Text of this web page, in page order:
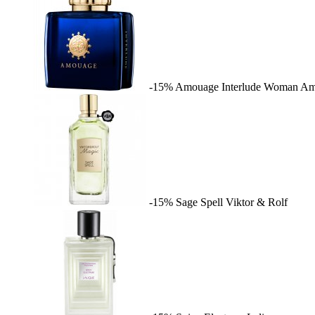
-15% Amouage Interlude Woman
-15% Sage Spell Viktor & Rolf